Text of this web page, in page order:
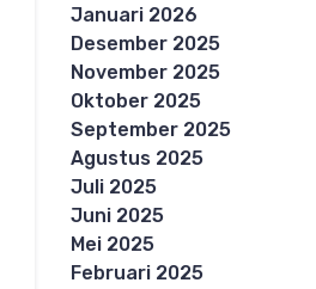
Januari 2026
Desember 2025
November 2025
Oktober 2025
September 2025
Agustus 2025
Juli 2025
Juni 2025
Mei 2025
Februari 2025